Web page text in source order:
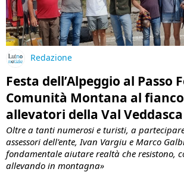
Redazione
Festa dell’Alpeggio al Passo
Comunità Montana al
allevatori della Val Veddasca
Oltre a tanti numerosi e turisti, a
assessori dell'ente, Ivan Vargiu e Marco
fondamentale aiutare realtà che resistono,
allevando in montagna»